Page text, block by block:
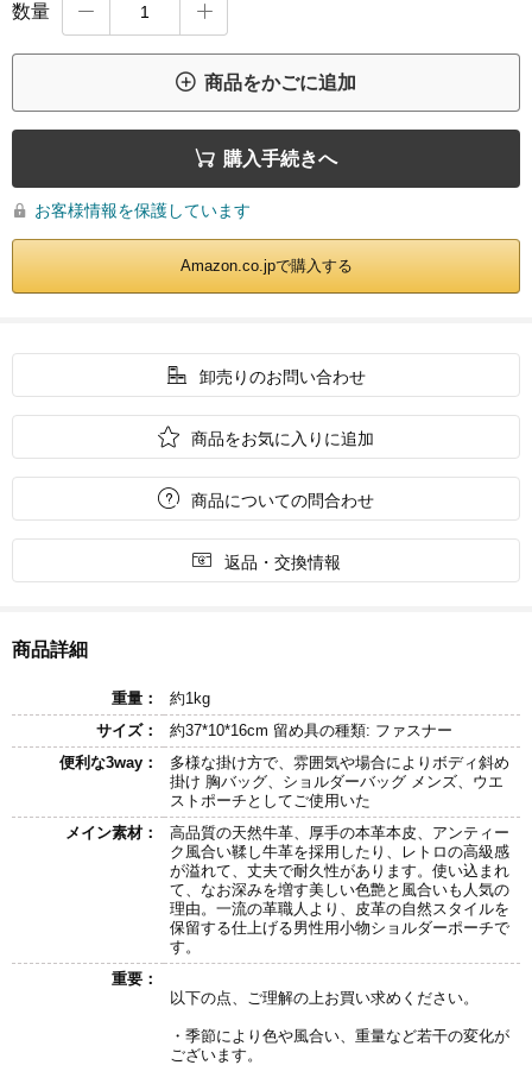
数量  
 商品をかごに追加
 購入手続きへ
 お客様情報を保護しています
Amazon.co.jpで購入する
 卸売りのお問い合わせ
 商品をお気に入りに追加
 商品についての問合わせ
 返品・交換情報
商品詳細
重量：
約1kg
サイズ：
約37*10*16cm 留め具の種類: ファスナー
便利な3way：
多様な掛け方で、雰囲気や場合によりボディ斜め
掛け 胸バッグ、ショルダーバッグ メンズ、ウエ
ストポーチとしてご使用いた
メイン素材：
高品質の天然牛革、厚手の本革本皮、アンティー
ク風合い鞣し牛革を採用したり、レトロの高級感
が溢れて、丈夫で耐久性があります。使い込まれ
て、なお深みを増す美しい色艶と風合いも人気の
理由。一流の革職人より、皮革の自然スタイルを
保留する仕上げる男性用小物ショルダーポーチで
す。
重要：
以下の点、ご理解の上お買い求めください。
・季節により色や風合い、重量など若干の変化が
ございます。